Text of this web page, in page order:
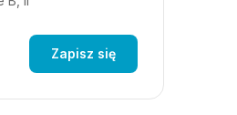
Zapisz się